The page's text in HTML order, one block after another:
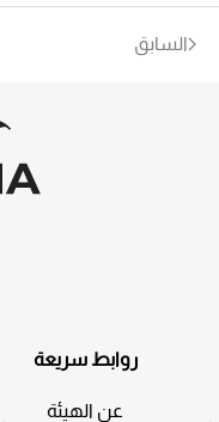
السابق
روابط سريعة
عن الهيئة